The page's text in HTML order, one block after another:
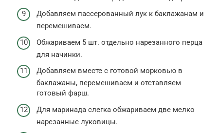
Добавляем пассерованный лук к баклажанам и
перемешиваем.
Обжариваем 5 шт. отдельно нарезанного перца
для начинки.
Добавляем вместе с готовой морковью в
баклажаны, перемешиваем и отставляем
готовый фарш.
Для маринада слегка обжариваем две мелко
нарезанные луковицы.